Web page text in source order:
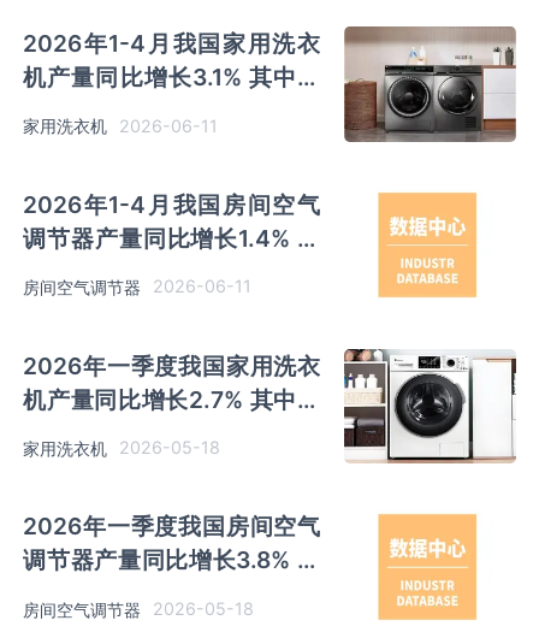
2026年1-4月我国家用洗衣
机产量同比增长3.1% 其中安
徽及江苏以超千万台产量排名
前二
家用洗衣机 2026-06-11
2026年1-4月我国房间空气
调节器产量同比增长1.4% 其
中广东产量占比36.73%位居
首位
房间空气调节器 2026-06-11
2026年一季度我国家用洗衣
机产量同比增长2.7% 其中安
30.2%、28.3%
家用洗衣机 2026-05-18
2026年一季度我国房间空气
调节器产量同比增长3.8% 其
一
房间空气调节器 2026-05-18